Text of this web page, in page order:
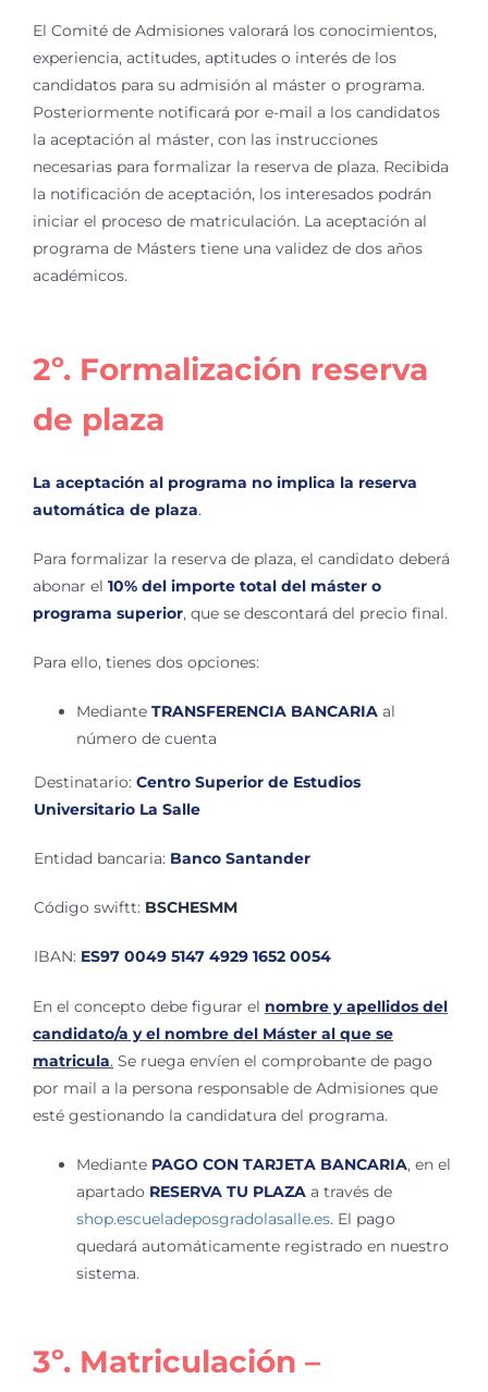
El Comité de Admisiones valorará los conocimientos,
experiencia, actitudes, aptitudes o interés de los
candidatos para su admisión al máster o programa.
Posteriormente notificará por e-mail a los candidatos
la aceptación al máster, con las instrucciones
necesarias para formalizar la reserva de plaza. Recibida
la notificación de aceptación, los interesados podrán
iniciar el proceso de matriculación. La aceptación al
programa de Másters tiene una validez de dos años
académicos.
2º. Formalización reserva
de plaza
La aceptación al programa no implica la reserva
automática de plaza.
Para formalizar la reserva de plaza, el candidato deberá
abonar el 10% del importe total del máster o
programa superior, que se descontará del precio final.
Para ello, tienes dos opciones:
Mediante TRANSFERENCIA BANCARIAal
número de cuenta
Destinatario: Centro Superior de Estudios
Universitario La Salle
Entidad bancaria: Banco Santander
Código swiftt: BSCHESMM
IBAN: ES97 0049 5147 4929 1652 0054
En el concepto debe figurar el nombre y apellidos del
candidato/a y el nombre del Máster al que se
matricula.Se ruega envíen el comprobante de pago
por mail a la persona responsable de Admisiones que
esté gestionando la candidatura del programa.
Mediante PAGO CON TARJETA BANCARIA, en el
apartado RESERVA TU PLAZA a través de
shop.escueladeposgradolasalle.es. El pago
quedará automáticamente registrado en nuestro
sistema.
3º. Matriculación –